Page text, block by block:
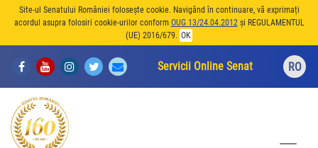
Site-ul Senatului României folosește cookie. Navigând în continuare, vă exprimați
acordul asupra folosiri cookie-urilor conform OUG 13/24.04.2012și REGULAMENTUL
(UE) 2016/679. OK
Servicii Online Senat RO